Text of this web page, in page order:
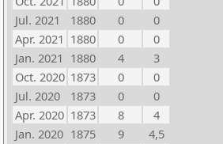
Jul. 2021
1880 0
0
Apr. 2021 1880 0
0
Jan. 2021 1880 4
3
Oct. 2020 1873 0
0
Jul. 2020
1873 0
0
Apr. 2020 1873 8
4
Jan. 2020 1875 9
4,5